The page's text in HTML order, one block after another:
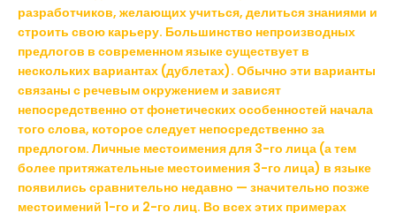
разработчиков, желающих учиться, делиться знаниями и
строить свою карьеру. Большинство непроизводных
предлогов в современном языке существует в
нескольких вариантах (дублетах). Обычно эти варианты
связаны с речевым окружением и зависят
непосредственно от фонетических особенностей начала
того слова, которое следует непосредственно за
предлогом. Личные местоимения для 3-го лица (а тем
более притяжательные местоимения 3-го лица) в языке
появились сравнительно недавно — значительно позже
местоимений 1-го и 2-го лиц. Во всех этих примерах